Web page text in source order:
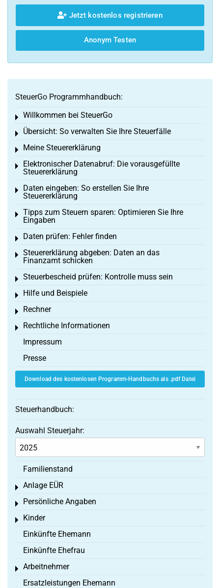
Jetzt kostenlos registrieren
Anonym Testen
SteuerGo Programmhandbuch:
Willkommen bei SteuerGo
Toggle menu
Übersicht: So verwalten Sie Ihre Steuerfälle
Toggle menu
Meine Steuererklärung
Toggle menu
Elektronischer Datenabruf: Die vorausgefüllte
Steuererklärung
Toggle menu
Daten eingeben: So erstellen Sie Ihre
Steuererklärung
Toggle menu
Tipps zum Steuern sparen: Optimieren Sie Ihre
Eingaben
Toggle menu
Daten prüfen: Fehler finden
Toggle menu
Steuererklärung abgeben: Daten an das
Finanzamt schicken
Toggle menu
Steuerbescheid prüfen: Kontrolle muss sein
Toggle menu
Hilfe und Beispiele
Toggle menu
Rechner
Toggle menu
Rechtliche Informationen
Toggle menu
Impressum
Presse
Download des kostenlosen Programm-Handbuchs als .pdf Datei
Steuerhandbuch:
Auswahl Steuerjahr:
Familienstand
Anlage EÜR
Toggle menu
Persönliche Angaben
Toggle menu
Kinder
Toggle menu
Einkünfte Ehemann
Einkünfte Ehefrau
Arbeitnehmer
Toggle menu
Ersatzleistungen Ehemann